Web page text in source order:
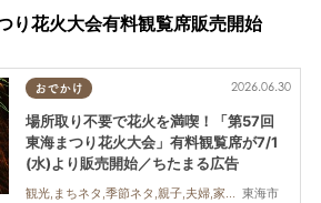
り花火大会有料観覧席販売開始
おでかけ
東海市
2026.06.30
場所取り不要で花火を満喫！「第57回
東海まつり花火大会」有料観覧席が7/1
(水)より販売開始／ちたまる広告
観光,まちネタ,季節ネタ,親子,夫婦,家族,カップル,友人,花火